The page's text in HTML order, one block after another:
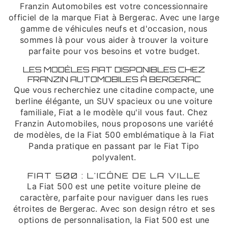
Franzin Automobiles est votre concessionnaire
officiel de la marque Fiat à Bergerac. Avec une large
gamme de véhicules neufs et d'occasion, nous
sommes là pour vous aider à trouver la voiture
parfaite pour vos besoins et votre budget.
LES MODÈLES FIAT DISPONIBLES CHEZ
FRANZIN AUTOMOBILES À BERGERAC
Que vous recherchiez une citadine compacte, une
berline élégante, un SUV spacieux ou une voiture
familiale, Fiat a le modèle qu'il vous faut. Chez
Franzin Automobiles, nous proposons une variété
de modèles, de la Fiat 500 emblématique à la Fiat
Panda pratique en passant par le Fiat Tipo
polyvalent.
FIAT 500 : L'ICÔNE DE LA VILLE
La Fiat 500 est une petite voiture pleine de
caractère, parfaite pour naviguer dans les rues
étroites de Bergerac. Avec son design rétro et ses
options de personnalisation, la Fiat 500 est une